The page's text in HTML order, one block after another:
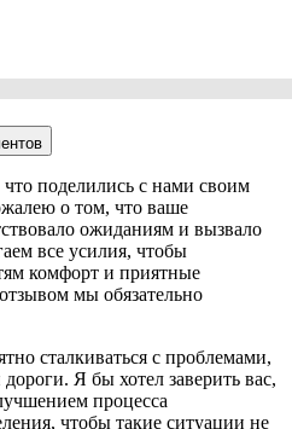
поделились с нами своим
о том, что ваше
ожиданиям и вызвало
все усилия, чтобы
комфорт и приятные
мы обязательно
сталкиваться с проблемами,
Я бы хотел заверить вас,
процесса
чтобы такие ситуации не